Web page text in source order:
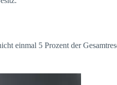
einmal 5 Prozent der